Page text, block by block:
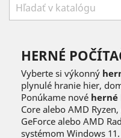
HERNÉ
Vyberte si výkonný
plynulé hranie hier,
Ponúkame nové herné
Core alebo AMD
GeForce alebo AMD
systémom Windows